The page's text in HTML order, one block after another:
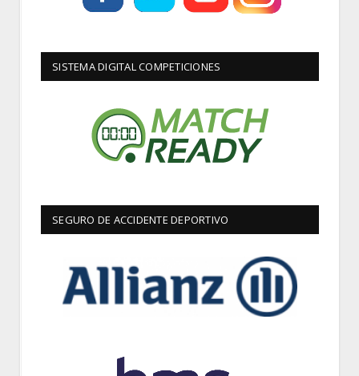
SISTEMA DIGITAL COMPETICIONES
SEGURO DE ACCIDENTE DEPORTIVO